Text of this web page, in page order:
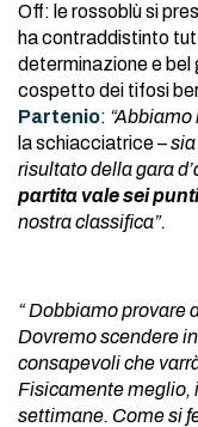
Off: le rossoblù si
ha contraddistinto
determinazione e bel
cospetto dei tifosi
Partenio:
la schiacciatrice –
risultato della gara
partita vale sei punti
nostra classifica”.
“ Dobbiamo provare
Dovremo scendere
consapevoli che
Fisicamente meglio,
settimane. Come si